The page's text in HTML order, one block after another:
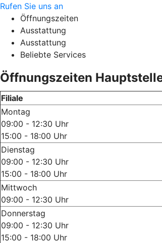
Rufen Sie uns an
Öffnungszeiten
Ausstattung
Ausstattung
Beliebte Services
Öffnungszeiten
Filiale
Montag
09:00 - 12:30 Uhr
15:00 - 18:00 Uhr
Dienstag
09:00 - 12:30 Uhr
15:00 - 18:00 Uhr
Mittwoch
09:00 - 12:30 Uhr
Donnerstag
09:00 - 12:30 Uhr
15:00 - 18:00 Uhr